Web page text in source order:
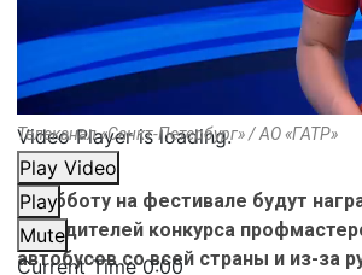
Video Player is loading.
Play Video
Play
Mute
Current Time0:00
Телеканал «Санкт-Петербург» / АО «ГАТР»
В субботу на фестивале будут
победителей конкурса
автобусов со всей страны и из-за